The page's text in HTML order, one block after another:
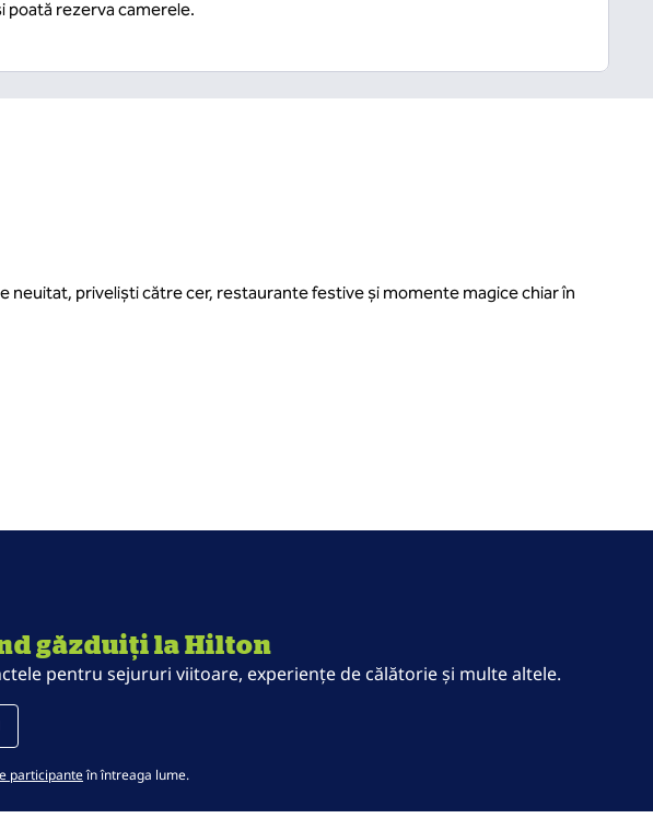
poată rezerva camerele.
neuitat, priveliști către cer, restaurante festive și momente magice chiar în
găzduiți la Hilton
pentru sejururi viitoare, experiențe de călătorie și multe altele.
participante,deschide o filă nouă
în întreaga lume.